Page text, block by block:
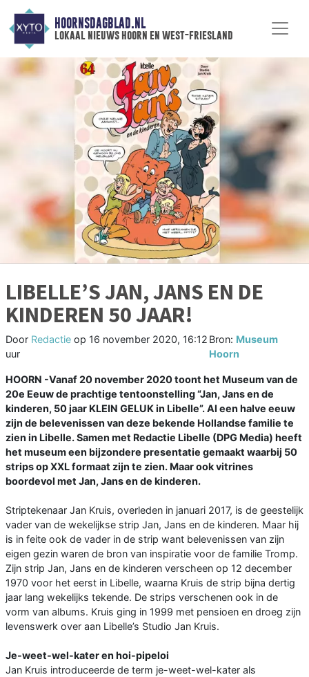
HOORNSDAGBLAD.NL
lokaal nieuws hoorn en west-friesland
LIBELLE’S JAN, JANS EN DE
KINDEREN 50 JAAR!
Door Redactie op 16 november 2020, 16:12
uur
Bron: Museum
Hoorn
HOORN -Vanaf 20 november 2020 toont het Museum van de
20e Eeuw de prachtige tentoonstelling “Jan, Jans en de
kinderen, 50 jaar KLEIN GELUK in Libelle”. Al een halve eeuw
zijn de belevenissen van deze bekende Hollandse familie te
zien in Libelle. Samen met Redactie Libelle (DPG Media) heeft
het museum een bijzondere presentatie gemaakt waarbij 50
strips op XXL formaat zijn te zien. Maar ook vitrines
boordevol met Jan, Jans en de kinderen.
Striptekenaar Jan Kruis, overleden in januari 2017, is de geestelijk
vader van de wekelijkse strip Jan, Jans en de kinderen. Maar hij
is in feite ook de vader in de strip want belevenissen van zijn
eigen gezin waren de bron van inspiratie voor de familie Tromp.
Zijn strip Jan, Jans en de kinderen verscheen op 12 december
1970 voor het eerst in Libelle, waarna Kruis de strip bijna dertig
jaar lang wekelijks tekende. De strips verschenen ook in de
vorm van albums. Kruis ging in 1999 met pensioen en droeg zijn
levenswerk over aan Libelle’s Studio Jan Kruis.
Je-weet-wel-kater en hoi-pipeloi
Jan Kruis introduceerde de term je-weet-wel-kater als